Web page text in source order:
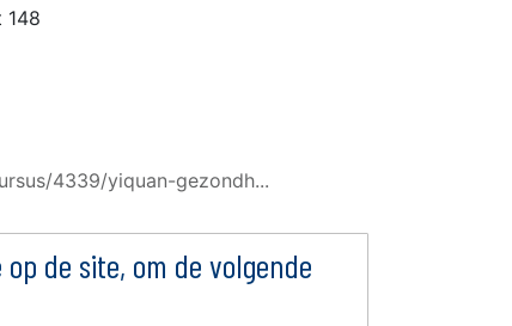
148
4339/yiquan-gezondh...
de site, om de volgende